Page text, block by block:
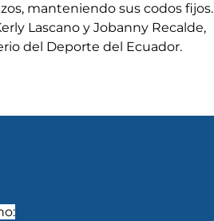
manteniendo sus codos fijos.
Lascano y Jobanny Recalde,
del Deporte del Ecuador.